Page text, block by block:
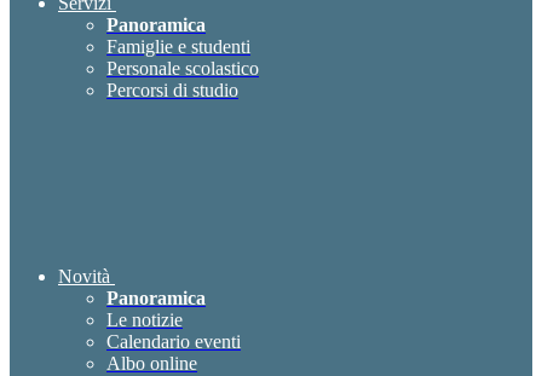
Panoramica
Famiglie e studenti
Personale scolastico
Percorsi di studio
Novità
Panoramica
Le notizie
Calendario eventi
Albo online